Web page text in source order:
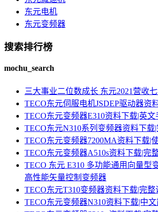
东元电机
东元变频器
搜索排行榜
mochu_search
三大事业二位数成长 东元2021营收
TECO东元伺服电机JSDEP驱动器资
TECO东元变频器E310资料下载|英
TECO东元N310系列变频器资料下载
TECO东元变频器7200MA资料下载|
TECO东元变频器A510s资料下载|完
TECO 东元 E310 多功能通用向量型
高性能矢量控制变频器
TECO东元T310变频器资料下载|完整
TECO东元变频器N310资料下载|中